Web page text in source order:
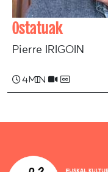
Ostatuak
Pierre IRIGOIN
4 min